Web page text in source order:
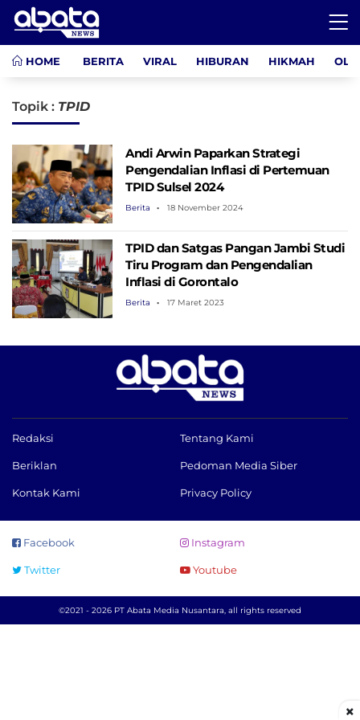
HOME BERITA VIRAL HIBURAN HIKMAH
Topik : TPID
Andi Arwin Paparkan Strategi
Pengendalian Inflasi di Pertemuan
TPID Sulsel 2024
Berita 18 November 2024
TPID dan Satgas Pangan Jambi Studi
Tiru Program dan Pengendalian
Inflasi di Gorontalo
Berita 17 Maret 2023
Redaksi Tentang Kami
Beriklan Pedoman Media Siber
Kontak Kami Privacy Policy
Facebook Instagram
Twitter Youtube
©2021 - 2026 PT Abata Media Nusantara, all rights reserved
×